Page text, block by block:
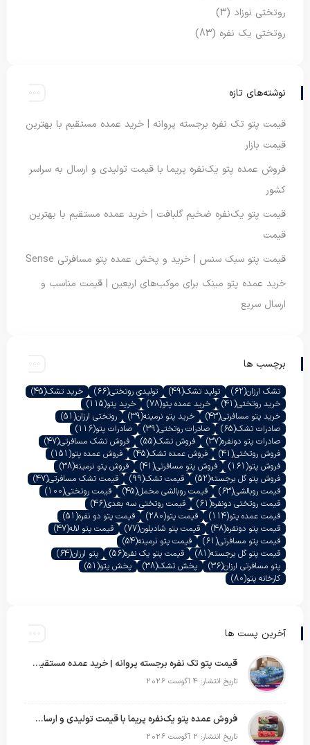
روتختی نوزاد (3)
روتختی یک نفره (83)
نوشته‌های تازه
قیمت پتو تک نفره برجسته پروانه | خرید عمده مستقیم با بهترین
قیمت بازار
فروش عمده پتو یک‌نفره پریما با قیمت تولیدی و ارسال به سراسر
کشور
قیمت پتو یک‌نفره ضخیم گلبافت | خرید عمده مستقیم با بهترین
قیمت
قیمت پتو سبک سنس | خرید و پخش عمده پتو مسافرتی Sense
خرید عمده پتو مینک برای موکب‌های اربعین | قیمت مناسب و
ارسال سریع
برچسب ها
تشک ارزان(62) تولید تشک(49) تولیدی روتختی(66) خرید تشک(45)
خرید روتختی(41) خرید عمده پتو(78) خرید پتو(115)
خرید پتو مسافرتی(43) خرید پتو نرمینه(39) روتختی ارزان(51)
صادرات تشک(65) صادرات روتختی(39) صادرات پتو(116)
صادرات پتو دونفره(37) فروش تشک(55) فروش تشک مسافرتی(47)
فروش روتختی(41) فروش عمده تشک(45) فروش عمده پتو(151)
فروش پتو(161) فروش پتو مسافرتی(41) فروش پتو نرمینه(38)
فروش پتو گل برجسته(52) قیمت تشک(99) قیمت تشک مسافرتی(47)
قیمت روبالشی(63) قیمت روبالشی مخمل(45) قیمت روتختی(100)
قیمت روتختی دونفره(61) قیمت روتختی سه بعدی(46)
قیمت عمده پتو(114) قیمت پتو(280) قیمت پتو دو نفره(51)
قیمت پتو دونفره(48) قیمت پتو شادیلون(77) قیمت پتو لاله(47)
قیمت پتو مسافرتی(61) قیمت پتو نرمینه(54)
قیمت پتو گل برجسته(81) قیمت پتو یک نفره(56) پتو ارزان(64)
پتو مسافرتی ارزان(36) پخش تشک(38) پخش پتو(51)
کارخانه پتو(80)
آخرین پست ها
قیمت پتو تک نفره برجسته پروانه | خرید عمده مستقیم با بهترین قیمت بازار
تاریخ انتشار: 4 آگوست 2026
فروش عمده پتو یک‌نفره پریما با قیمت تولیدی و ارسال به سراسر کشور
تاریخ انتشار: 2 آگوست 2026